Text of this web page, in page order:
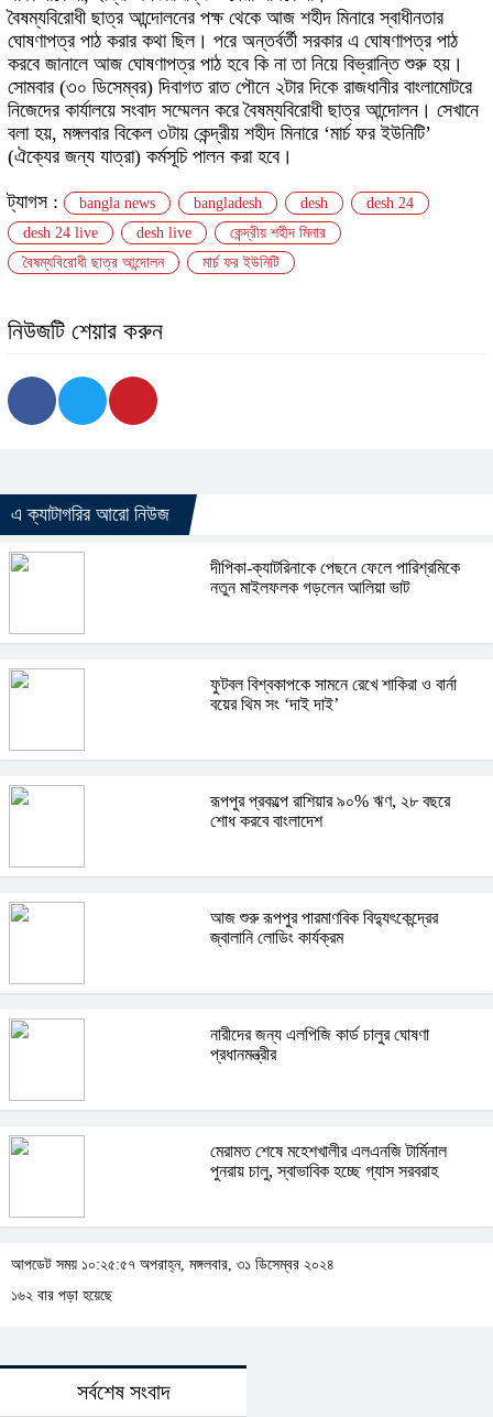
বৈষম্যবিরোধী ছাত্র আন্দোলনের পক্ষ থেকে আজ শহীদ মিনারে স্বাধীনতার
ঘোষণাপত্র পাঠ করার কথা ছিল। পরে অন্তর্বর্তী সরকার এ ঘোষণাপত্র পাঠ
করবে জানালে আজ ঘোষণাপত্র পাঠ হবে কি না তা নিয়ে বিভ্রান্তি শুরু হয়।
সোমবার (৩০ ডিসেম্বর) দিবাগত রাত পৌনে ২টার দিকে রাজধানীর বাংলামোটরে
নিজেদের কার্যালয়ে সংবাদ সম্মেলন করে বৈষম্যবিরোধী ছাত্র আন্দোলন। সেখানে
বলা হয়, মঙ্গলবার বিকেল ৩টায় কেন্দ্রীয় শহীদ মিনারে ‘মার্চ ফর ইউনিটি’
(ঐক্যের জন্য যাত্রা) কর্মসূচি পালন করা হবে।
ট্যাগস : bangla news bangladesh desh
desh 24
desh 24 live
desh live
কেন্দ্রীয় শহীদ মিনার
বৈষম্যবিরোধী ছাত্র আন্দোলন
মার্চ ফর ইউনিটি
নিউজটি শেয়ার করুন
এ ক্যাটাগরির আরো নিউজ
দীপিকা-ক্যাটরিনাকে পেছনে ফেলে পারিশ্রমিকে
নতুন মাইলফলক গড়লেন আলিয়া ভাট
ফুটবল বিশ্বকাপকে সামনে রেখে শাকিরা ও বার্না
বয়ের থিম সং ‘দাই দাই’
রূপপুর প্রকল্পে রাশিয়ার ৯০% ঋণ, ২৮ বছরে
শোধ করবে বাংলাদেশ
আজ শুরু রূপপুর পারমাণবিক বিদ্যুৎকেন্দ্রের
জ্বালানি লোডিং কার্যক্রম
নারীদের জন্য এলপিজি কার্ড চালুর ঘোষণা
প্রধানমন্ত্রীর
মেরামত শেষে মহেশখালীর এলএনজি টার্মিনাল
পুনরায় চালু, স্বাভাবিক হচ্ছে গ্যাস সরবরাহ
আপডেট সময় ১০:২৫:৫৭ অপরাহ্ন, মঙ্গলবার, ৩১ ডিসেম্বর ২০২৪
১৬২ বার পড়া হয়েছে
সর্বশেষ সংবাদ